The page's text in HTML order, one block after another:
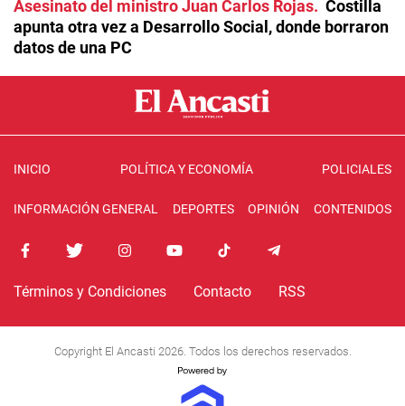
Asesinato del ministro Juan Carlos Rojas
Costilla
apunta otra vez a Desarrollo Social, donde borraron
datos de una PC
INICIO POLÍTICA Y ECONOMÍA POLICIALES
INFORMACIÓN GENERAL DEPORTES OPINIÓN CONTENIDOS
Términos y Condiciones Contacto RSS
Copyright El Ancasti 2026. Todos los derechos reservados.